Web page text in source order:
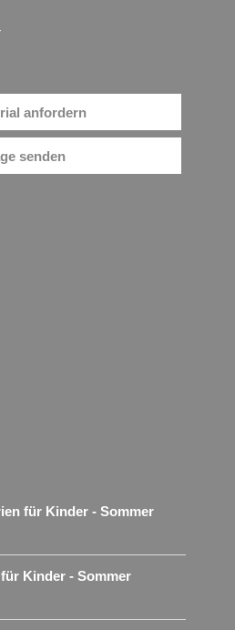
anfordern
senden
für Kinder - Sommer
Kinder - Sommer